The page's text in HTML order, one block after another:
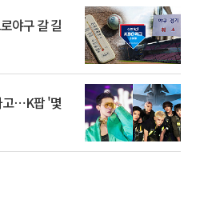
야구 갈 길
고⋯K팝 '몇